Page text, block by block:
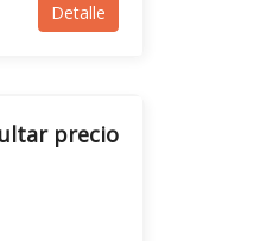
Detalle
precio